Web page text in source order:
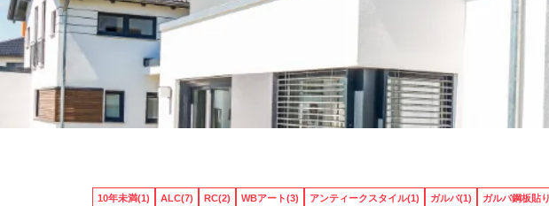
10年未満(1) ALC(7) RC(2) WBアート(3) アンティークスタイル(1) ガルバ(1) ガルバ鋼板貼